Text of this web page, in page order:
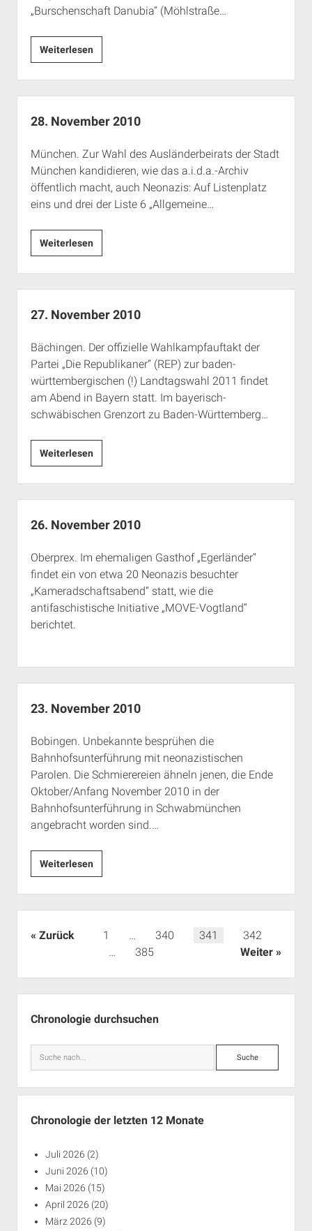
„Burschenschaft Danubia“ (Möhlstraße…
Weiterlesen28.
November
2010
28. November 2010
München. Zur Wahl des Ausländerbeirats der Stadt
München kandidieren, wie das a.i.d.a.-Archiv
öffentlich macht, auch Neonazis: Auf Listenplatz
eins und drei der Liste 6 „Allgemeine…
Weiterlesen28.
November
2010
27. November 2010
Bächingen. Der offizielle Wahlkampfauftakt der
Partei „Die Republikaner“ (REP) zur baden-
württembergischen (!) Landtagswahl 2011 findet
am Abend in Bayern statt. Im bayerisch-
schwäbischen Grenzort zu Baden-Württemberg…
Weiterlesen27.
November
2010
26. November 2010
Oberprex. Im ehemaligen Gasthof „Egerländer“
findet ein von etwa 20 Neonazis besuchter
„Kameradschaftsabend“ statt, wie die
antifaschistische Initiative „MOVE-Vogtland“
berichtet.
23. November 2010
Bobingen. Unbekannte besprühen die
Bahnhofsunterführung mit neonazistischen
Parolen. Die Schmierereien ähneln jenen, die Ende
Oktober/Anfang November 2010 in der
Bahnhofsunterführung in Schwabmünchen
angebracht worden sind.…
Weiterlesen23.
November
2010
Seitennummerierung
Zurück 1 340 341
342
385 Weiter
Chronologie durchsuchen
Suche
Chronologie der letzten 12 Monate
Juli 2026 (2)
Juni 2026 (10)
Mai 2026 (15)
April 2026 (20)
März 2026 (9)